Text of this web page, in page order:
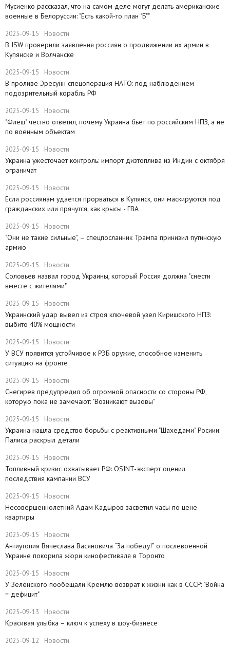
Мусиенко рассказал, что на самом деле могут делать американские
военные в Белоруссии: "Есть какой-то план "Б""
2025-09-15 Новости
В ISW проверили заявления россиян о продвижении их армии в
Купянске и Волчанске
2025-09-15 Новости
​В проливе Эресунн спецоперация НАТО: под наблюдением
подозрительный корабль РФ
2025-09-15 Новости
"Флеш" честно ответил, почему Украина бьет по российским НПЗ, а не
по военным объектам
2025-09-15 Новости
Украина ужесточает контроль: импорт дизтоплива из Индии с октября
ограничат
2025-09-15 Новости
Если россиянам удается прорваться в Купянск, они маскируются под
гражданских или прячутся, как крысы - ГВА
2025-09-15 Новости
"Они не такие сильные", – спецпосланник Трампа принизил путинскую
армию
2025-09-15 Новости
Соловьев назвал город Украины, который Россия должна "снести
вместе с жителями"
2025-09-15 Новости
​Украинский удар вывел из строя ключевой узел Киришского НПЗ:
выбито 40% мощности
2025-09-15 Новости
У ВСУ появится устойчивое к РЭБ оружие, способное изменить
ситуацию на фронте
2025-09-15 Новости
Снегирев предупредил об огромной опасности со стороны РФ,
которую пока не замечают: "Возникают вызовы"
2025-09-15 Новости
​Украина нашла средство борьбы с реактивными "Шахедами" Росиии:
Палиса раскрыл детали
2025-09-15 Новости
​Топливный кризис охватывает РФ: OSINT-эксперт оценил
последствия кампании ВСУ
2025-09-15 Новости
Несовершеннолетний Адам Кадыров засветил часы по цене
квартиры
2025-09-15 Новости
Антиутопия Вячеслава Васяновича “За победу!” о послевоенной
Украине покорила жюри кинофестиваля в Торонто
2025-09-15 Новости
​У Зеленского пообещали Кремлю возврат к жизни как в СССР: "Война
= дефицит"
2025-09-13 Новости
Красивая улыбка – ключ к успеху в шоу-бизнесе
2025-09-12 Новости